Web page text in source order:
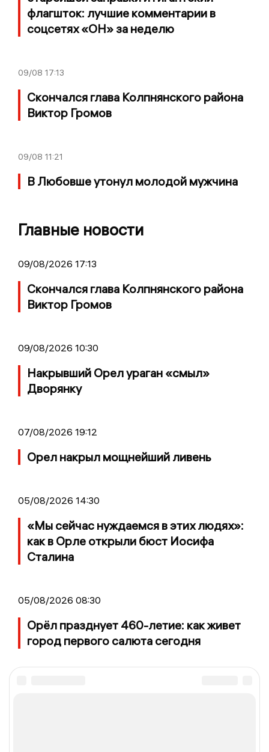
флагшток: лучшие комментарии в
соцсетях «ОН» за неделю
09/08 17:13
Скончался глава Колпнянского района
Виктор Громов
09/08 11:21
В Любовше утонул молодой мужчина
Главные новости
09/08/2026 17:13
Скончался глава Колпнянского района
Виктор Громов
09/08/2026 10:30
Накрывший Орел ураган «смыл»
Дворянку
07/08/2026 19:12
Орел накрыл мощнейший ливень
05/08/2026 14:30
«Мы сейчас нуждаемся в этих людях»:
как в Орле открыли бюст Иосифа
Сталина
05/08/2026 08:30
Орёл празднует 460-летие: как живет
город первого салюта сегодня